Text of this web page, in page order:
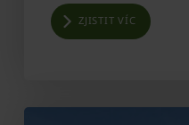
ZJISTIT VÍC